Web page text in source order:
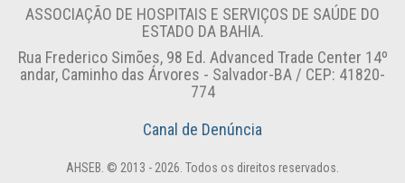
ASSOCIAÇÃO DE HOSPITAIS E SERVIÇOS DE SAÚDE DO
ESTADO DA BAHIA.
Rua Frederico Simões, 98 Ed. Advanced Trade Center 14º
andar, Caminho das Árvores - Salvador-BA / CEP: 41820-
774
Canal de Denúncia
AHSEB. © 2013 - 2026. Todos os direitos reservados.